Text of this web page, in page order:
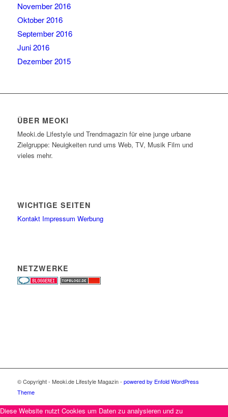
November 2016
Oktober 2016
September 2016
Juni 2016
Dezember 2015
ÜBER MEOKI
Meoki.de Lifestyle und Trendmagazin für eine junge urbane
Zielgruppe: Neuigkeiten rund ums Web, TV, Musik Film und
vieles mehr.
WICHTIGE SEITEN
Kontakt Impressum Werbung
NETZWERKE
© Copyright - Meoki.de Lifestyle Magazin - powered by Enfold WordPress
Theme
Diese Website nutzt Cookies um Daten zu analysieren und zu